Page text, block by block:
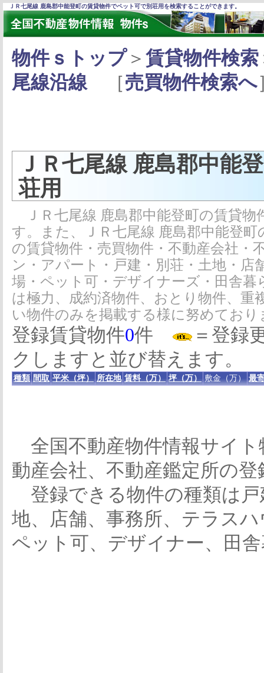
ＪＲ七尾線 鹿島郡中能登町の賃貸物件でペット可で別荘用を検索することができます。
物件ｓトップ＞ 賃貸物件検索
尾線沿線［売買物件検索へ
ＪＲ七尾線 鹿島郡中能
荘用
ＪＲ七尾線 鹿島郡中能登町の賃貸
す。また、ＪＲ七尾線 鹿島郡中能登
の賃貸物件・売買物件・不動産会社・
ン・アパート・戸建・別荘・土地・
場・ペット可・デザイナーズ・田舎
は極力、成約済物件、おとり物件、
い物件のみを掲載する様に努めており
登録賃貸物件0件
＝登録
クしますと並び替えます。
種類 間取 平米（坪） 所在地 賃料（万） 坪（万） 敷金（万） 最
全国不動産物件情報サイト
動産会社、不動産鑑定所の
登録できる物件の種類は
地、店舗、事務所、テラス
ペット可、デザイナー、田